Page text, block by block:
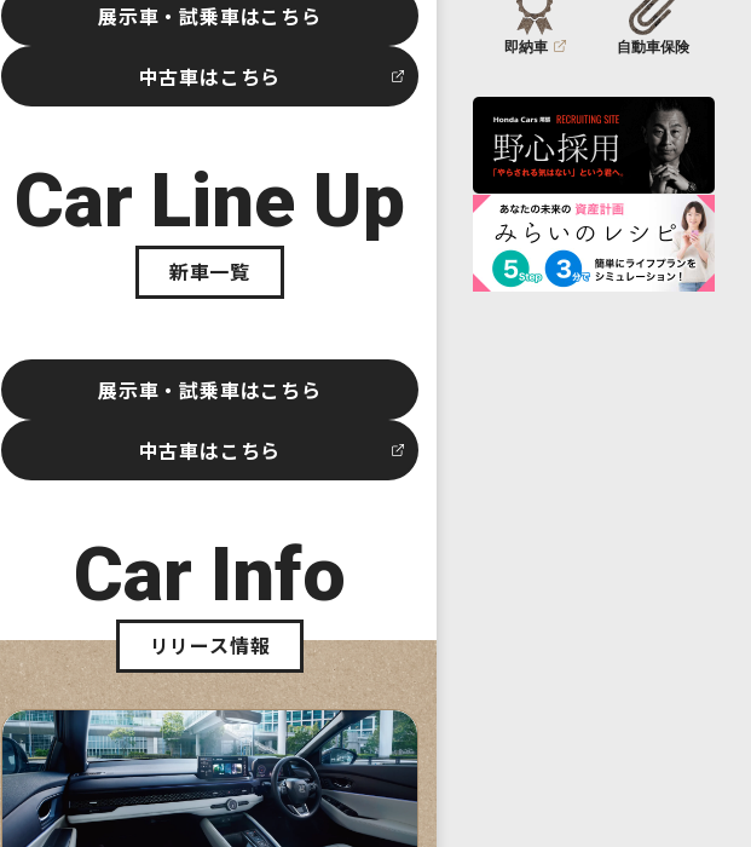
即納車 自動車保険
展示車・試乗車はこちら
中古車はこちら
Car Line Up
新車一覧
展示車・試乗車はこちら
中古車はこちら
Car Info
リリース情報